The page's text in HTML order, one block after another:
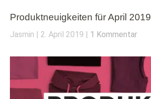
Produktneuigkeiten für April 2019
Jasmin 2. April 2019 1 Kommentar